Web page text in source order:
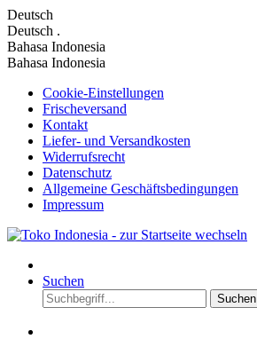
Deutsch
Deutsch .
Bahasa Indonesia
Bahasa Indonesia
Cookie-Einstellungen
Frischeversand
Kontakt
Liefer- und Versandkosten
Widerrufsrecht
Datenschutz
Allgemeine Geschäftsbedingungen
Impressum
Suchen
Suchen